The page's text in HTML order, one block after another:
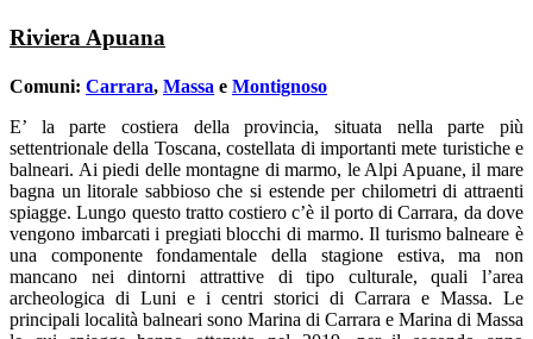
Riviera Apuana
Comuni: Carrara, Massa e Montignoso
E’ la parte costiera della provincia, situata nella parte più
settentrionale della Toscana, costellata di importanti mete turistiche e
balneari. Ai piedi delle montagne di marmo, le Alpi Apuane, il mare
bagna un litorale sabbioso che si estende per chilometri di attraenti
spiagge. Lungo questo tratto costiero c’è il porto di Carrara, da dove
vengono imbarcati i pregiati blocchi di marmo. Il turismo balneare è
una componente fondamentale della stagione estiva, ma non
mancano nei dintorni attrattive di tipo culturale, quali l’area
archeologica di Luni e i centri storici di Carrara e Massa. Le
principali località balneari sono Marina di Carrara e Marina di Massa